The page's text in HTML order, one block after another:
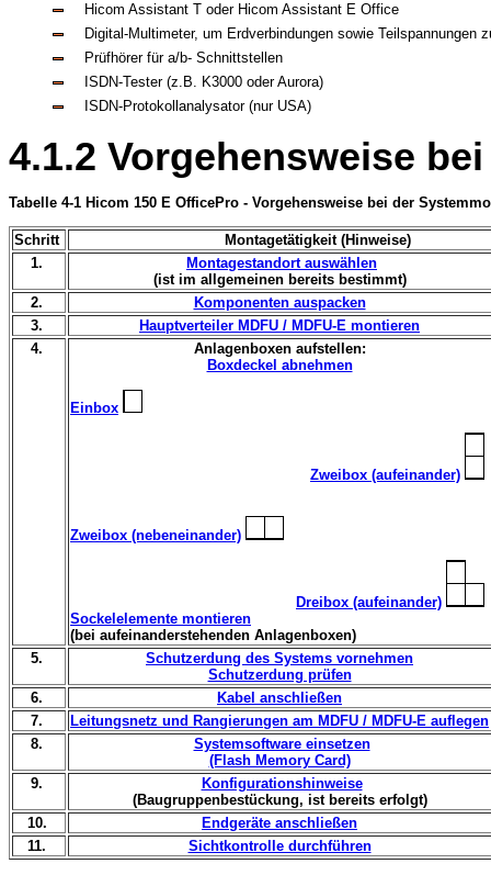
Hicom Assistant T oder Hicom Assistant E Office
Digital-Multimeter, um Erdverbindungen sowie Teilspannungen
Prüfhörer für a/b- Schnittstellen
ISDN-Tester (z.B. K3000 oder Aurora)
ISDN-Protokollanalysator (nur USA)
4.1.2 Vorgehensweise
Tabelle 4-1 Hicom 150 E OfficePro - Vorgehensweise bei der
Schritt
Montagetätigkeit (Hinweise)
1.
Montagestandort auswählen
(ist im allgemeinen bereits bestimmt)
2.
Komponenten auspacken
3.
Hauptverteiler MDFU / MDFU-E montieren
4.
Anlagenboxen aufstellen:
Boxdeckel abnehmen
Einbox
Zweibox (aufeinander)
Zweibox (nebeneinander)
Dreibox (aufeinander)
Sockelelemente montieren
(bei aufeinanderstehenden Anlagenboxen)
5.
Schutzerdung des Systems vornehmen
Schutzerdung prüfen
6.
Kabel anschließen
7.
Leitungsnetz und Rangierungen am MDFU / MDFU-E auflegen
8.
Systemsoftware einsetzen
(Flash Memory Card)
9.
Konfigurationshinweise
(Baugruppenbestückung, ist bereits erfolgt)
10.
Endgeräte anschließen
11.
Sichtkontrolle durchführen